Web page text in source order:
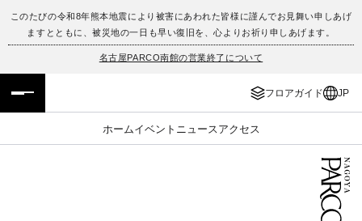
このたびの令和8年熊本地震により被害にあわれた皆様に謹んでお見舞い申しあげ
ますとともに、被災地の一日も早い復旧を、心よりお祈り申しあげます。
名古屋PARCO南館の営業終了について
フロアガイド JP
ホームイベント ニュース アクセス
フロアガイド
イベント・ポップアップ
ENGLISH